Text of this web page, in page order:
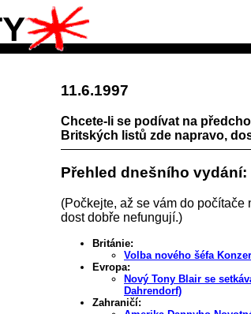
11.6.1997
Chcete-li se podívat na
Britských listů zde napravo,
Přehled dnešního vydání:
(Počkejte, až se vám do
dost dobře nefungují.)
Británie:
Volba nového šéfa
Evropa:
Nový Tony Blair se
Dahrendorf)
Zahraničí: